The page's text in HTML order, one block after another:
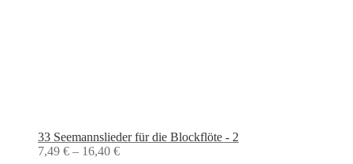
33 Seemannslieder für die Blockflöte - 2
7,49 € – 16,40 €